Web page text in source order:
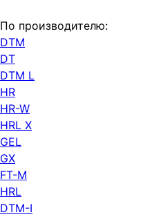
По производителю:
DTM
DT
DTM L
HR
HR-W
HRL X
GEL
GX
FT-M
HRL
DTM-I